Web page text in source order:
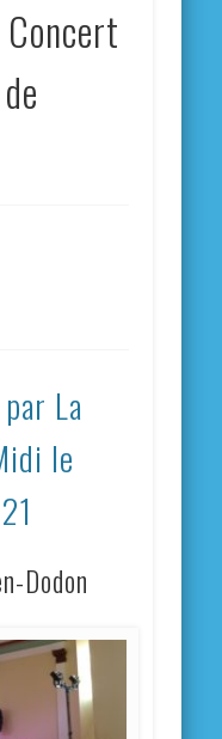
Concert
La
le
Dodon